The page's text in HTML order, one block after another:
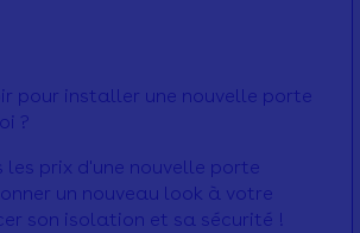
pour installer une nouvelle porte
?
les prix d'une nouvelle porte
un nouveau look à votre
son isolation et sa sécurité !